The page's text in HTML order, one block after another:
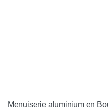
Menuiserie aluminium en